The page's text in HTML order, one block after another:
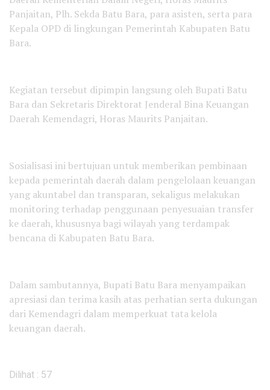
Panjaitan, Plh. Sekda Batu Bara, para asisten, serta para
Kepala OPD di lingkungan Pemerintah Kabupaten Batu
Bara.
Kegiatan tersebut dipimpin langsung oleh Bupati Batu
Bara dan Sekretaris Direktorat Jenderal Bina Keuangan
Daerah Kemendagri, Horas Maurits Panjaitan.
Sosialisasi ini bertujuan untuk memberikan pembinaan
kepada pemerintah daerah dalam pengelolaan keuangan
yang akuntabel dan transparan, sekaligus melakukan
monitoring terhadap penggunaan penyesuaian transfer
ke daerah, khususnya bagi wilayah yang terdampak
bencana di Kabupaten Batu Bara.
Dalam sambutannya, Bupati Batu Bara menyampaikan
apresiasi dan terima kasih atas perhatian serta dukungan
dari Kemendagri dalam memperkuat tata kelola
keuangan daerah.
Dilihat : 57